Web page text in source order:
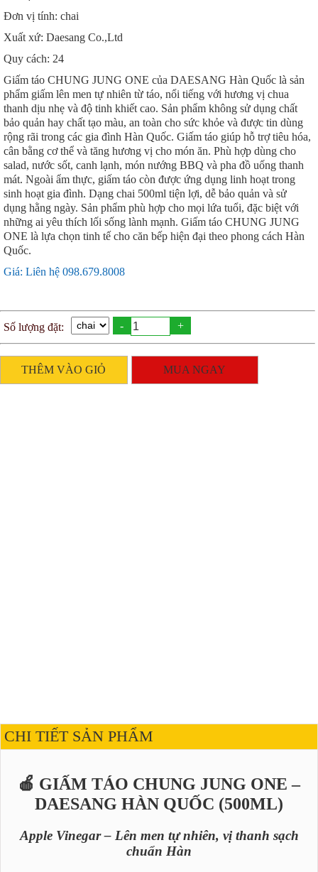
Đơn vị tính: chai
Xuất xứ: Daesang Co.,Ltd
Quy cách: 24
Giấm táo CHUNG JUNG ONE của DAESANG Hàn Quốc là sản
phẩm giấm lên men tự nhiên từ táo, nổi tiếng với hương vị chua
thanh dịu nhẹ và độ tinh khiết cao. Sản phẩm không sử dụng chất
bảo quản hay chất tạo màu, an toàn cho sức khỏe và được tin dùng
rộng rãi trong các gia đình Hàn Quốc. Giấm táo giúp hỗ trợ tiêu hóa,
cân bằng cơ thể và tăng hương vị cho món ăn. Phù hợp dùng cho
salad, nước sốt, canh lạnh, món nướng BBQ và pha đồ uống thanh
mát. Ngoài ẩm thực, giấm táo còn được ứng dụng linh hoạt trong
sinh hoạt gia đình. Dạng chai 500ml tiện lợi, dễ bảo quản và sử
dụng hằng ngày. Sản phẩm phù hợp cho mọi lứa tuổi, đặc biệt với
những ai yêu thích lối sống lành mạnh. Giấm táo CHUNG JUNG
ONE là lựa chọn tinh tế cho căn bếp hiện đại theo phong cách Hàn
Quốc.
Giá: Liên hệ 098.679.8008
Số lượng đặt: - +
THÊM VÀO GIỎ MUA NGAY
CHI TIẾT SẢN PHẨM
🍎 GIẤM TÁO CHUNG JUNG ONE –
DAESANG HÀN QUỐC (500ML)
Apple Vinegar – Lên men tự nhiên, vị thanh sạch
chuẩn Hàn